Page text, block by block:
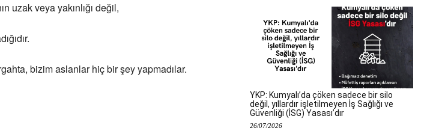
uzak veya yakınlığı değil,
bizim aslanlar hiç bir şey yapmadılar.
YKP: Kumyalı’da çöken sadece bir silo
değil, yıllardır işletilmeyen İş Sağlığı ve
Güvenliği (İSG) Yasası’dır
26/07/2026